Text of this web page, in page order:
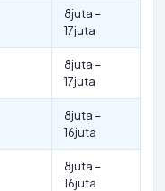
8juta –
17juta
8juta –
17juta
8juta –
16juta
8juta –
16juta